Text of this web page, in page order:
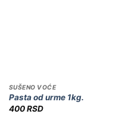
SUŠENO VOĆE
Pasta od urme 1kg.
400RSD